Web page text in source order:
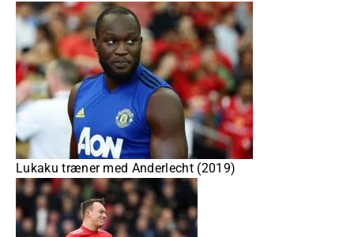
Lukaku træner med Anderlecht (2019)